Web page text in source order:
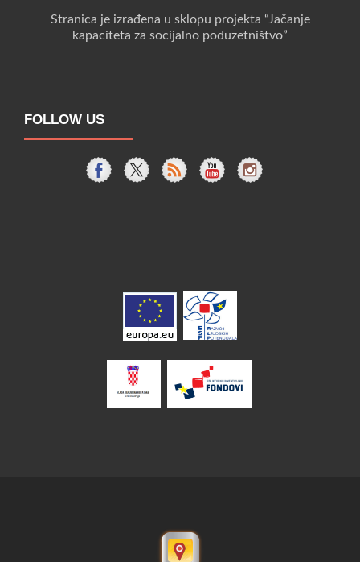
Stranica je izrađena u sklopu projekta “Jačanje
kapaciteta za socijalno poduzetništvo”
FOLLOW US